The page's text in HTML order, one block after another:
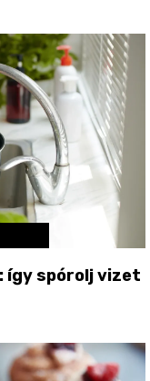
így spórolj vizet